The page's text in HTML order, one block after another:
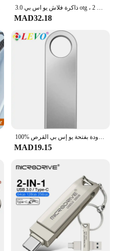
ذاكرة فلاش يو اس بي 3.0 otg ، 2 في 1 ، عصا ذاكرة معدنية ، 64 جيجابايت ، 128 جيجابايت ، 256 جيجابايت ، Usb-c ، usb-c
MAD32.18
100% الأصلي المعادن فلاشة مزودة بفتحة يو إس بي القرص USB2.0 8 جيجابايت 16 جيجابايت 32 جيجابايت 64 جيجابايت عالية السرعة المعادن ميني U فلاشة على هيئة قلم 128GBU القرص ذاكرة عصا
MAD19.15